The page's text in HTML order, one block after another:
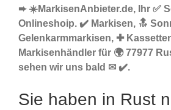
➨ ☀️MarkisenAnbieter.de, Ihr ✅
Onlineshoip. ✔️ Markisen, 🔝
Gelenkarmmarkisen, ✚
Markisenhändler für 🌍 77977
sehen wir uns bald ✉ ✔️.
Sie haben in Rust